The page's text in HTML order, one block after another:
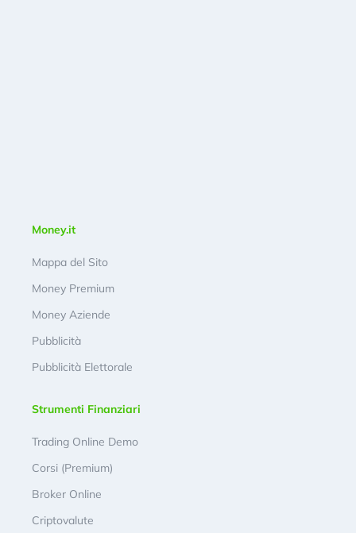
Money.it
Mappa del Sito
Money Premium
Money Aziende
Pubblicità
Pubblicità Elettorale
Strumenti Finanziari
Trading Online Demo
Corsi (Premium)
Broker Online
Criptovalute